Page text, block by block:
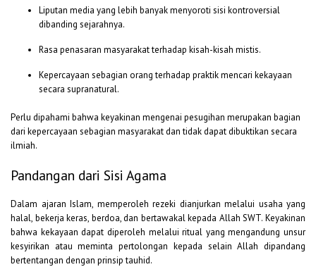
Liputan media yang lebih banyak menyoroti sisi kontroversial
dibanding sejarahnya.
Rasa penasaran masyarakat terhadap kisah-kisah mistis.
Kepercayaan sebagian orang terhadap praktik mencari kekayaan
secara supranatural.
Perlu dipahami bahwa keyakinan mengenai pesugihan merupakan bagian
dari kepercayaan sebagian masyarakat dan tidak dapat dibuktikan secara
ilmiah.
Pandangan dari Sisi Agama
Dalam ajaran Islam, memperoleh rezeki dianjurkan melalui usaha yang
halal, bekerja keras, berdoa, dan bertawakal kepada Allah SWT. Keyakinan
bahwa kekayaan dapat diperoleh melalui ritual yang mengandung unsur
kesyirikan atau meminta pertolongan kepada selain Allah dipandang
bertentangan dengan prinsip tauhid.